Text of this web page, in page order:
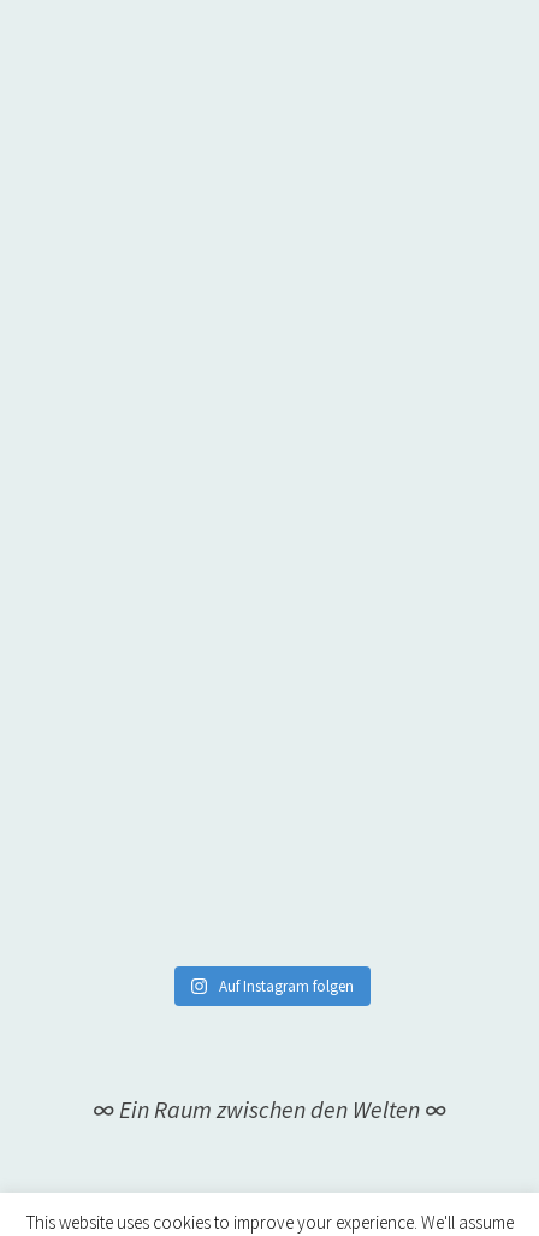
Auf Instagram folgen
∞ Ein Raum zwischen den Welten ∞
This website uses cookies to improve your experience. We'll assume